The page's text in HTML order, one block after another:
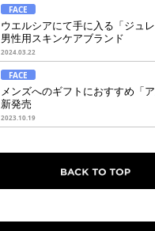
FACE
ウエルシアにて手に入る「ジュレ
男性用スキンケアブランド
2024.03.22
FACE
メンズへのギフトにおすすめ「
新発売
2023.10.19